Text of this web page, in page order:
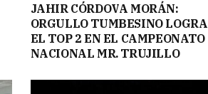
JAHIR CÓRDOVA MORÁN:
ORGULLO TUMBESINO LOGRA
EL TOP 2 EN EL CAMPEONATO
NACIONAL MR. TRUJILLO